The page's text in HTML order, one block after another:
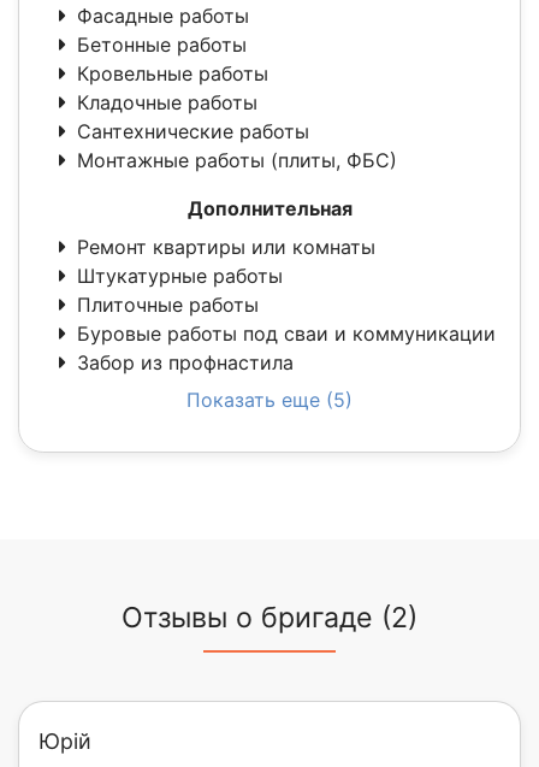
Фасадные работы
Бетонные работы
Кровельные работы
Кладочные работы
Сантехнические работы
Монтажные работы (плиты, ФБС)
Дополнительная
Ремонт квартиры или комнаты
Штукатурные работы
Плиточные работы
Буровые работы под сваи и коммуникации
Забор из профнастила
Показать еще (5)
Отзывы о бригаде (2)
Юрій